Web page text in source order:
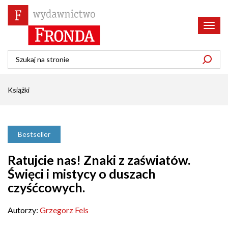
Książki
Bestseller
Ratujcie nas! Znaki z zaświatów.
Święci i mistycy o duszach
czyśćcowych.
Autorzy: Grzegorz Fels